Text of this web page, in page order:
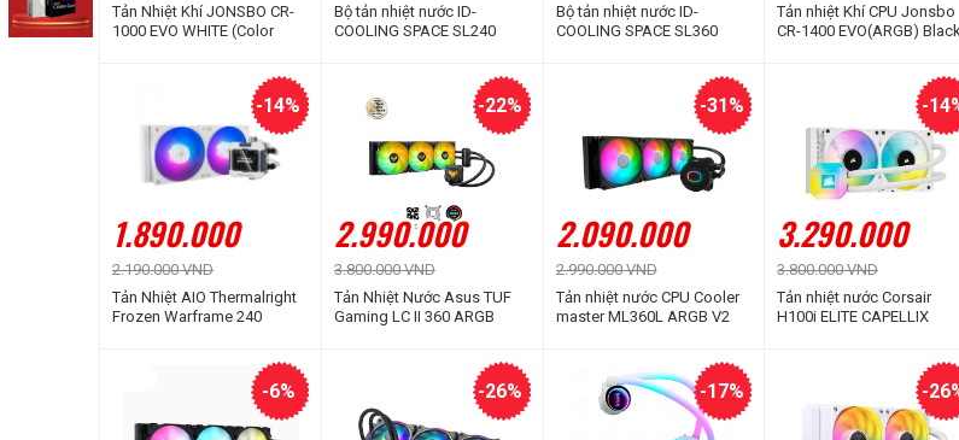
Tản Nhiệt Khí JONSBO CR-
1000 EVO WHITE (Color
Bộ tản nhiệt nước ID-
COOLING SPACE SL240
Bộ tản nhiệt nước ID-
COOLING SPACE SL360
Tản nhiệt Khí CPU Jonsbo
CR-1400 EVO(ARGB) Black
1.890.000
2.190.000 VND
-14%
Tản Nhiệt AIO Thermalright
Frozen Warframe 240
2.990.000
3.800.000 VND
-22%
Tản Nhiệt Nước Asus TUF
Gaming LC II 360 ARGB
2.090.000
2.990.000 VND
-31%
Tản nhiệt nước CPU Cooler
master ML360L ARGB V2
3.290.000
3.800.000 VND
-
Tản nhiệt nước Corsair
H100i ELITE CAPELLIX
-6% -26% -17% -